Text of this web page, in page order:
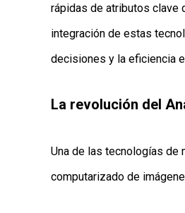
rápidas de atributos clave
integración de estas
decisiones y la eficiencia
La revolución del
Una de las tecnologías de
computarizado de